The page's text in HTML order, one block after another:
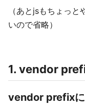
（あとjsもちょっ
いので省略）
1. vendor
vendor prefix